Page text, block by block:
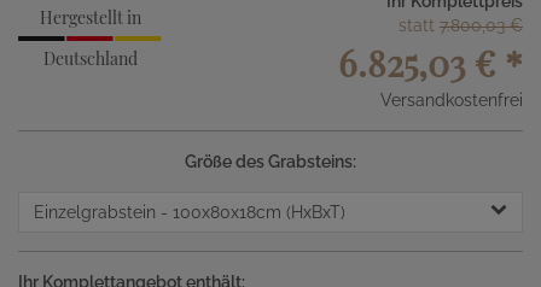
Hergestellt in
Deutschland
statt 7.800,03 €
6.825,03 € *
Versandkostenfrei
Größe des Grabsteins:
Einzelgrabstein - 100x80x18cm (HxBxT)
Ihr Komplettangebot enthält: